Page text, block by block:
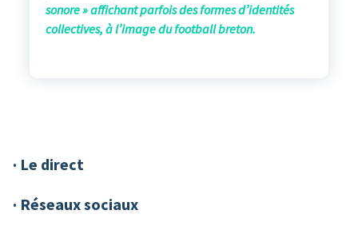
sonore » affichant parfois des formes d’identités
collectives, à l’image du football breton.
· Le direct
· Réseaux sociaux